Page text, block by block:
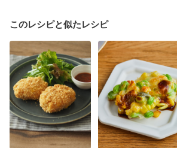
このレシピと似たレシピ